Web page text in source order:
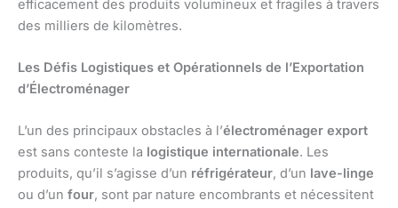
efficacement des produits volumineux et fragiles à travers
des milliers de kilomètres.
Les Défis Logistiques et Opérationnels de l’Exportation
d’Électroménager
L’un des principaux obstacles à l’électroménager export
est sans conteste la logistique internationale. Les
produits, qu’il s’agisse d’un réfrigérateur, d’un lave-linge
ou d’un four, sont par nature encombrants et nécessitent